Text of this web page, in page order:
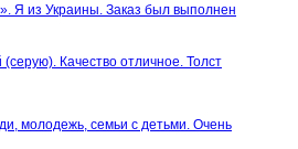
Я из Украины. Заказ был выполнен
Качество отличное. Толст
молодежь, семьи с детьми. Очень